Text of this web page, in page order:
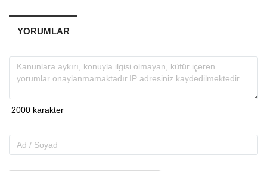
YORUMLAR